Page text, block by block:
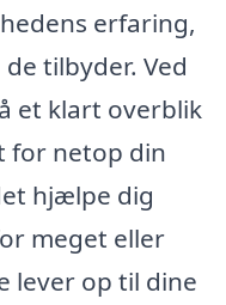
erfaring,
tilbyder. Ved
et klart overblik
for netop din
hjælpe dig
meget eller
lever op til dine